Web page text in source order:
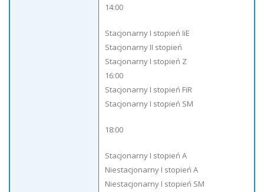
14:00
Stacjonarny I stopień IiE
Stacjonarny II stopień
Stacjonarny I stopień Z
16:00
Stacjonarny I stopień FiR
Stacjonarny I stopień SM
18:00
Stacjonarny I stopień A
Niestacjonarny I stopień A
Niestacjonarny I stopień SM